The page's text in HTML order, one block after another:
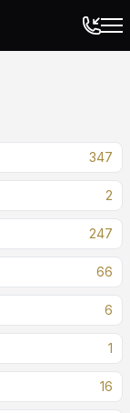
347
2
247
66
6
1
16